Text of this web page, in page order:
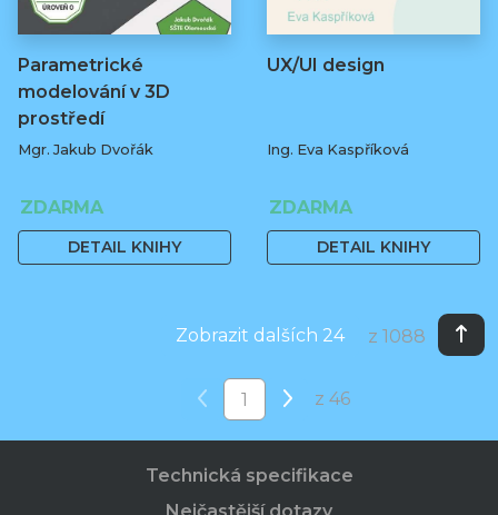
Parametrické
modelování v 3D
prostředí
Mgr. Jakub Dvořák
ZDARMA
DETAIL KNIHY
UX/UI design
Ing. Eva Kaspříková
ZDARMA
DETAIL KNIHY
Zobrazit dalších 24 z 1088
z 46
Technická specifikace
Nejčastější dotazy